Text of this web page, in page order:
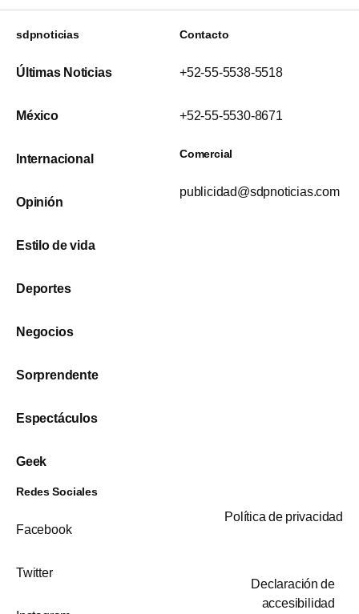
sdpnoticias
Últimas Noticias
México
Internacional
Opinión
Estilo de vida
Deportes
Negocios
Sorprendente
Espectáculos
Geek
Contacto
+52-55-5538-5518
+52-55-5530-8671
Comercial
publicidad@sdpnoticias.com
Redes Sociales
Facebook
Twitter
Política de privacidad
Declaración de
accesibilidad